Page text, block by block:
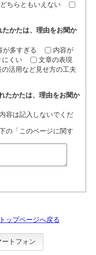
ちらともいえない
かたは、理由をお聞か
が多すぎる
内容が
にくい
文章の表現
活用など見せ方の工夫
たかたは、理由をお聞か
容は記入しないでくだ
の「このページに関す
トップページへ戻る
ートフォン